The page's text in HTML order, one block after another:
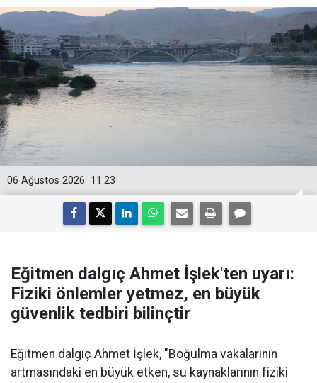
11:23
06 Ağustos 2026
Eğitmen dalgıç Ahmet İşlek'ten uyarı:
Fiziki önlemler yetmez, en büyük
güvenlik tedbiri bilinçtir
Eğitmen dalgıç Ahmet İşlek, "Boğulma vakalarının
artmasındaki en büyük etken, su kaynaklarının fiziki